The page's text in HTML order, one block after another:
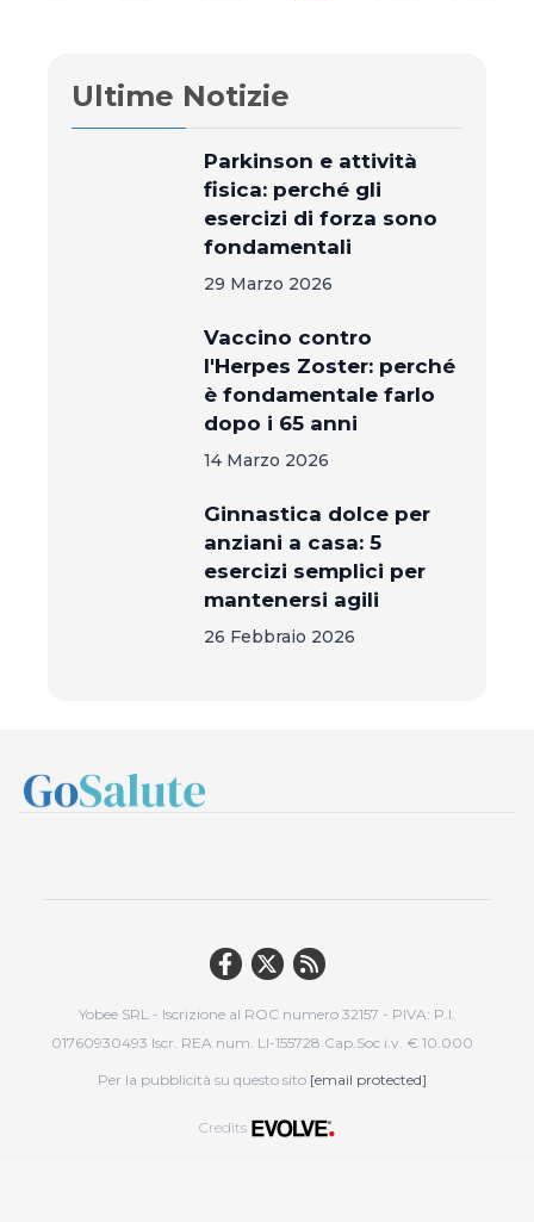
Ultime Notizie
Parkinson e attività
fisica: perché gli
esercizi di forza sono
fondamentali
29 Marzo 2026
Vaccino contro
l'Herpes Zoster: perché
è fondamentale farlo
dopo i 65 anni
14 Marzo 2026
Ginnastica dolce per
anziani a casa: 5
esercizi semplici per
mantenersi agili
26 Febbraio 2026
Yobee SRL - Iscrizione al ROC numero 32157 - PIVA: P.I.
01760930493 Iscr. REA num. LI-155728 Cap.Soc i.v. € 10.000
Per la pubblicità su questo sito [email protected]
Credits